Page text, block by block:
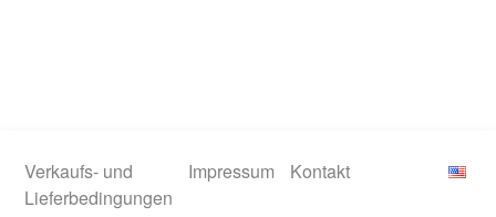
Verkaufs- und
Lieferbedingungen
Impressum Kontakt